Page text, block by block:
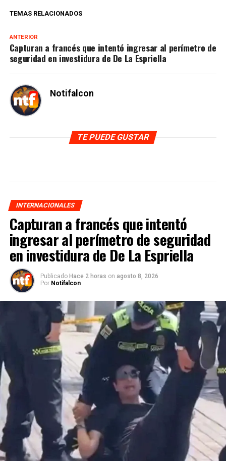
TEMAS RELACIONADOS
ANTERIOR
Capturan a francés que intentó ingresar al perímetro de
seguridad en investidura de De La Espriella
Notifalcon
TE PUEDE GUSTAR
INTERNACIONALES
Capturan a francés que intentó
ingresar al perímetro de seguridad
en investidura de De La Espriella
Publicado Hace 2 horas on agosto 8, 2026
Por Notifalcon